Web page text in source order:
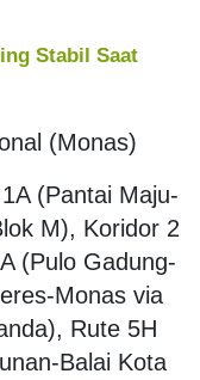
Stabil Saat
(Monas)
(Pantai Maju-
M), Koridor 2
(Pulo Gadung-
Monas via
Rute 5H
Balai Kota